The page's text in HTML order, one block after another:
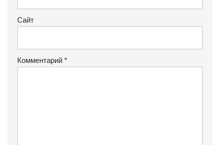
Сайт
Комментарий *